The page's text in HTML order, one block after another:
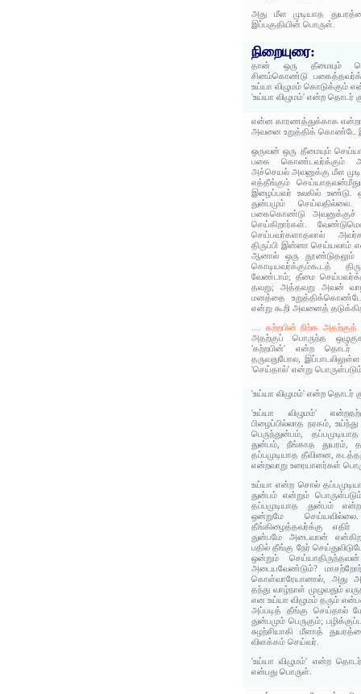
அது மீள முடியாத
இப்பகுதியின் பொருள்.
நிறையுரை:
தான் ஒரு தீமையும்
சினம்கொண்டு
உய்யா விழுமம் கொடுக்கும்
'உய்யா விழுமம்' என்ற தொடர்
என்ன காரணத்துக்காக
அவனை உறுத்திக் கொண்டே
ஒருவன் ஒரு தீமையும்
பகை கொண்டவர்க்கும்
அச்செயல் அவனுக்கு மீள
எத்தீங்கும்
இழைப்பவர் உலகில் உண்டு.
துன்பமும்
பகைகொண்டு அவனுக்குச்
செய்கிறார்கள்.
செய்பவர்களாதலால்
திருப்பி இன்னா
ஆனால் ஒரு தூண்டுதலும்
கொடியவர்க்கும்கூடத்
வேண்டாம்; தீமை
தவறு; அத்தவறு அவன்
மனத்தை உறுத்திக்கொண்டே
என்று கூறி அவனைத்
.... கற்றபின் நிற்க
அதற்குப் பொருந்த
'கற்றபின்' என்ற தொடர்
தருவதுபோல,
'செய்தால்' என்று
'உய்யா விழுமம்' என்ற தொடர்
'உய்யா விழுமம்'
பிழைப்பில்லாத நரகம்,
பெருந்துன்பம்,
துன்பம், நீங்காத துயரம்,
தப்பமுடியாத தீவினை,
என்றவாறு உரையாளர்கள்
உய்யா என்ற சொல்
துன்பம் என்றும்
தப்பமுடியாத துன்பம்
ஒன்றுமே
தீங்கிழைத்தவர்க்கு
துன்பமே அடைவான்
பதில் தீங்கு நேர்
ஒன்றும்
அடையவேண்டும்?
கொள்வாரேயானால், அது
தந்து வாழ்நாள் முழுவதும்
என உய்யா விழுமம் தரும்
அப்படித் தீங்கு செய்தால்
துன்பமும் பெருகும்;
சுழற்சியாகி மீளாத்
விளக்கம் செய்வர்.
'உய்யா விழுமம்' என்ற
என்பது பொருள்.